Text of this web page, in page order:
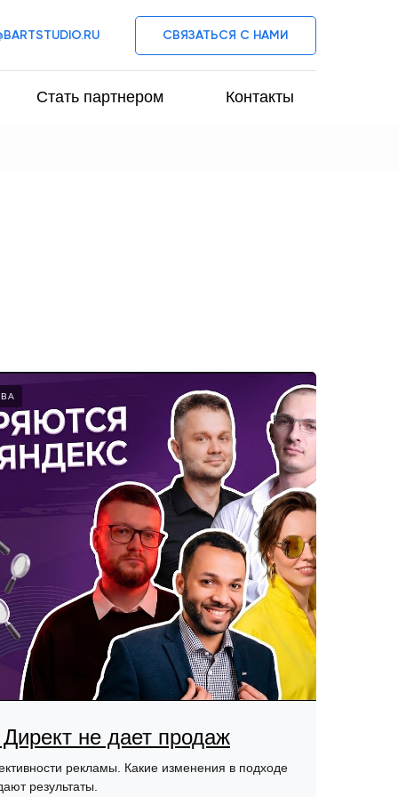
СВЯЗАТЬСЯ С НАМИ
Стать партнером Контакты
не дает продаж
рекламы. Какие изменения в подходе
результаты.